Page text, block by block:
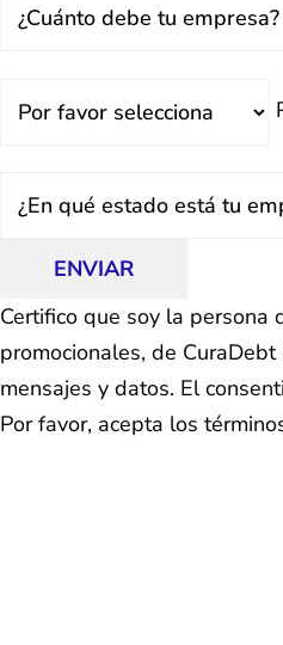
Deuda
ENVIAR
Certifico que soy la persona
promocionales, de
mensajes y datos. El
Por favor, acepta los